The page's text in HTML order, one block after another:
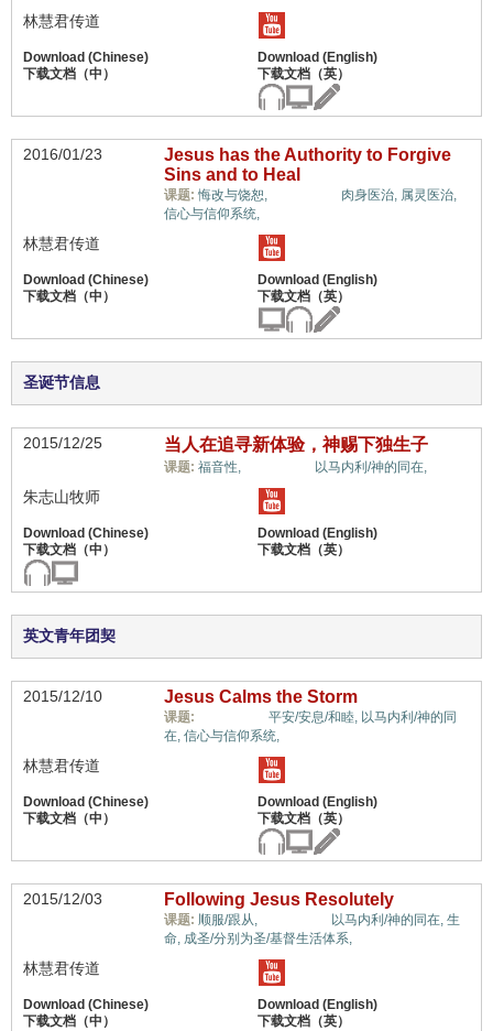
林慧君传道
2016/01/23
Jesus has the Authority to Forgive
Sins and to Heal
课题: 悔改与饶恕, 肉身医治, 属灵医治,
信心与信仰系统,
林慧君传道
圣诞节信息
2015/12/25 当人在追寻新体验，神赐下独生子
课题: 福音性, 以马内利/神的同在,
朱志山牧师
英文青年团契
2015/12/10 Jesus Calms the Storm
课题: 平安/安息/和睦, 以马内利/神的同
在, 信心与信仰系统,
林慧君传道
2015/12/03 Following Jesus Resolutely
课题: 顺服/跟从, 以马内利/神的同在, 生
命, 成圣/分别为圣/基督生活体系,
林慧君传道